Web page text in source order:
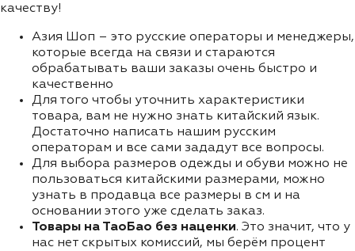
качеству!
Азия Шоп – это русские операторы и менеджеры,
которые всегда на связи и стараются
обрабатывать ваши заказы очень быстро и
качественно
Для того чтобы уточнить характеристики
товара, вам не нужно знать китайский язык.
Достаточно написать нашим русским
операторам и все сами зададут все вопросы.
Для выбора размеров одежды и обуви можно не
пользоваться китайскими размерами, можно
узнать в продавца все размеры в см и на
основании этого уже сделать заказ.
Товары на ТаоБао без наценки. Это значит, что у
нас нет скрытых комиссий, мы берём процент